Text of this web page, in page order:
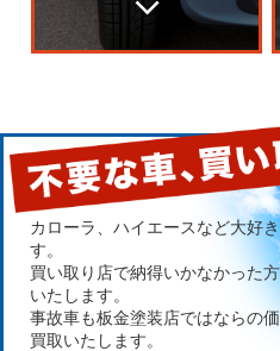
カローラ、ハイエースなど大好
す。
買い取り店で納得いかなかった
いたします。
事故車も板金塗装店ではならの
買取いたします。